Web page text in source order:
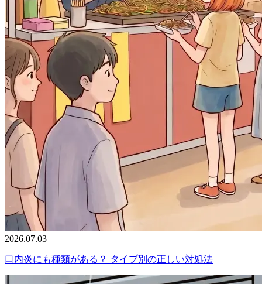
2026.07.03
口内炎にも種類がある？ タイプ別の正しい対処法